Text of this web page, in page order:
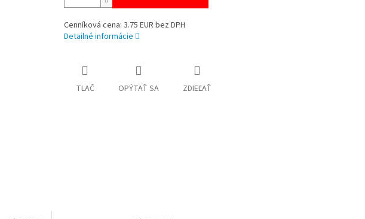
Cenníková cena: 3.75 EUR bez DPH
Detailné informácie
TLAČ OPÝTAŤ SA ZDIEĽAŤ